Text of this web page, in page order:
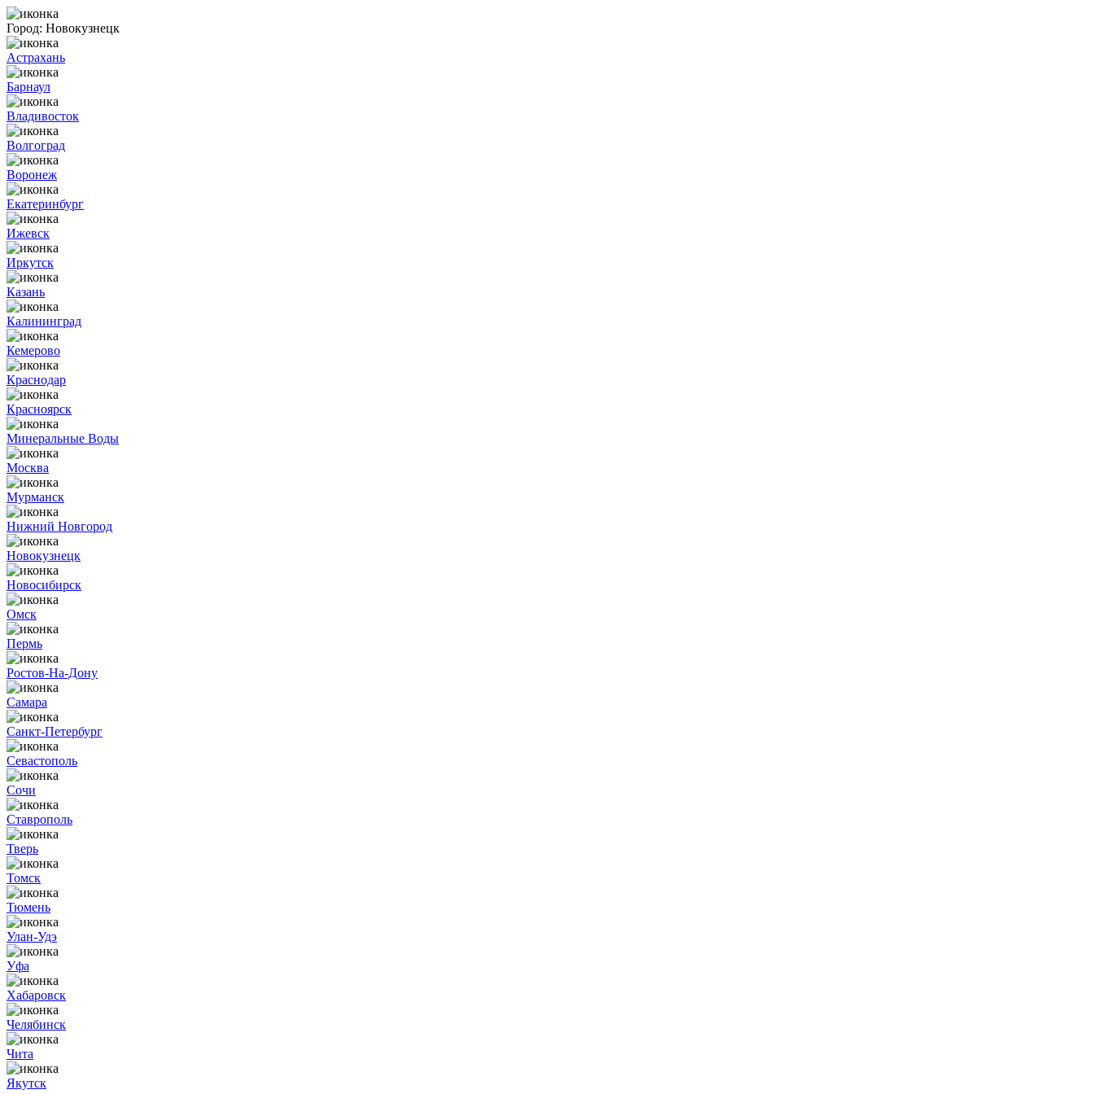
Город: Новокузнецк
Астрахань
Барнаул
Владивосток
Волгоград
Воронеж
Екатеринбург
Ижевск
Иркутск
Казань
Калининград
Кемерово
Краснодар
Красноярск
Минеральные Воды
Москва
Мурманск
Нижний Новгород
Новокузнецк
Новосибирск
Омск
Пермь
Ростов-На-Дону
Самара
Санкт-Петербург
Севастополь
Сочи
Ставрополь
Тверь
Томск
Тюмень
Улан-Удэ
Уфа
Хабаровск
Челябинск
Чита
Якутск